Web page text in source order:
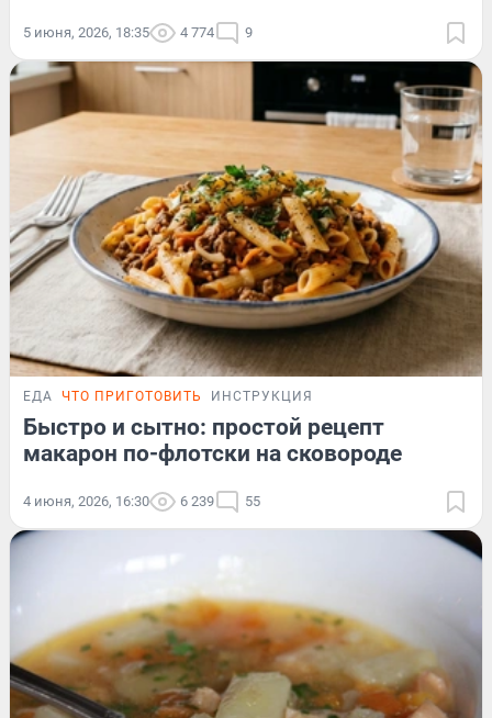
5 июня, 2026, 18:35 4 774 9
ЕДА ЧТО ПРИГОТОВИТЬ ИНСТРУКЦИЯ
Быстро и сытно: простой рецепт
макарон по-флотски на сковороде
4 июня, 2026, 16:30 6 239 55